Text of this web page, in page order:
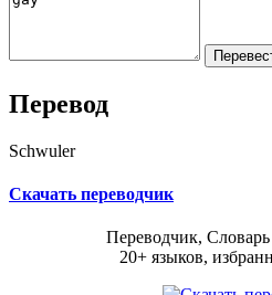
Перевод
Schwuler
Скачать переводчик
Переводчик,
20+ языков,